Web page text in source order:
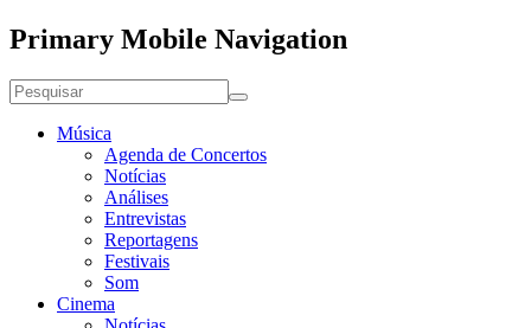
Primary Mobile Navigation
Música
Agenda de Concertos
Notícias
Análises
Entrevistas
Reportagens
Festivais
Som
Cinema